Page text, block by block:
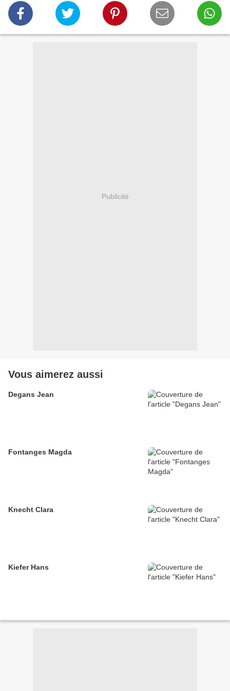
Publicité
Vous aimerez aussi
Degans Jean
Fontanges Magda
Knecht Clara
Kiefer Hans